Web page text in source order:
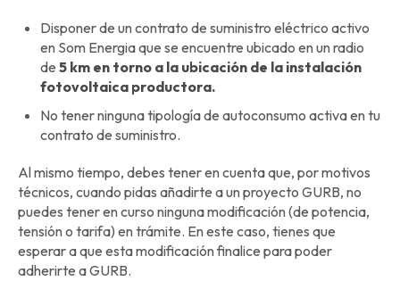
Disponer de un contrato de suministro eléctrico activo
en Som Energia que se encuentre ubicado en un radio
de 5 km en torno a la ubicación de la instalación
fotovoltaica productora.
No tener ninguna tipología de autoconsumo activa en tu
contrato de suministro.
Al mismo tiempo, debes tener en cuenta que, por motivos
técnicos, cuando pidas añadirte a un proyecto GURB, no
puedes tener en curso ninguna modificación (de potencia,
tensión o tarifa) en trámite. En este caso, tienes que
esperar a que esta modificación finalice para poder
adherirte a GURB.